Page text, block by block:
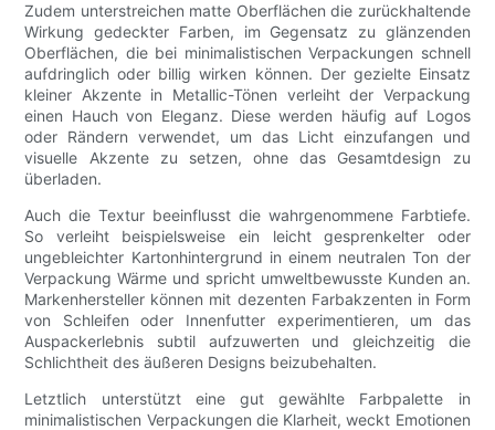
Zudem unterstreichen matte Oberflächen die zurückhaltende
Wirkung gedeckter Farben, im Gegensatz zu glänzenden
Oberflächen, die bei minimalistischen Verpackungen schnell
aufdringlich oder billig wirken können. Der gezielte Einsatz
kleiner Akzente in Metallic-Tönen verleiht der Verpackung
einen Hauch von Eleganz. Diese werden häufig auf Logos
oder Rändern verwendet, um das Licht einzufangen und
visuelle Akzente zu setzen, ohne das Gesamtdesign zu
überladen.
Auch die Textur beeinflusst die wahrgenommene Farbtiefe.
So verleiht beispielsweise ein leicht gesprenkelter oder
ungebleichter Kartonhintergrund in einem neutralen Ton der
Verpackung Wärme und spricht umweltbewusste Kunden an.
Markenhersteller können mit dezenten Farbakzenten in Form
von Schleifen oder Innenfutter experimentieren, um das
Auspackerlebnis subtil aufzuwerten und gleichzeitig die
Schlichtheit des äußeren Designs beizubehalten.
Letztlich unterstützt eine gut gewählte Farbpalette in
minimalistischen Verpackungen die Klarheit, weckt Emotionen